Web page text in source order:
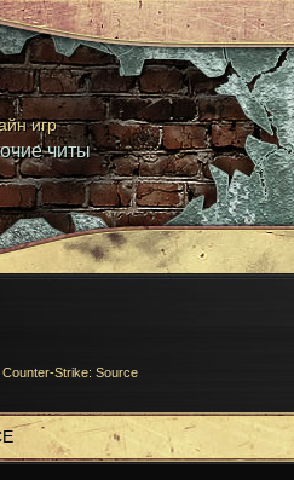
игр
читы
Counter-Strike: Source